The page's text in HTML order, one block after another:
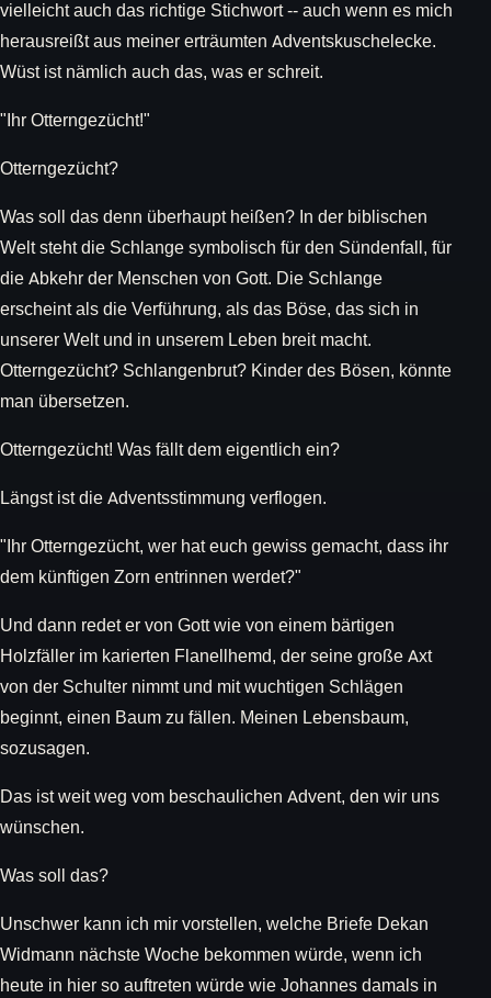
vielleicht auch das richtige Stichwort -- auch wenn es mich
herausreißt aus meiner erträumten Adventskuschelecke.
Wüst ist nämlich auch das, was er schreit.
"Ihr Otterngezücht!"
Otterngezücht?
Was soll das denn überhaupt heißen? In der biblischen
Welt steht die Schlange symbolisch für den Sündenfall, für
die Abkehr der Menschen von Gott. Die Schlange
erscheint als die Verführung, als das Böse, das sich in
unserer Welt und in unserem Leben breit macht.
Otterngezücht? Schlangenbrut? Kinder des Bösen, könnte
man übersetzen.
Otterngezücht! Was fällt dem eigentlich ein?
Längst ist die Adventsstimmung verflogen.
"Ihr Otterngezücht, wer hat euch gewiss gemacht, dass ihr
dem künftigen Zorn entrinnen werdet?"
Und dann redet er von Gott wie von einem bärtigen
Holzfäller im karierten Flanellhemd, der seine große Axt
von der Schulter nimmt und mit wuchtigen Schlägen
beginnt, einen Baum zu fällen. Meinen Lebensbaum,
sozusagen.
Das ist weit weg vom beschaulichen Advent, den wir uns
wünschen.
Was soll das?
Unschwer kann ich mir vorstellen, welche Briefe Dekan
Widmann nächste Woche bekommen würde, wenn ich
heute in hier so auftreten würde wie Johannes damals in